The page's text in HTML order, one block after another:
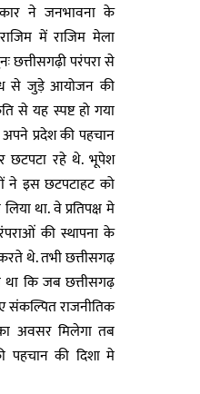
ने जनभावना के
में राजिम मेला
छत्तीसगढ़ी परंपरा से
से जुड़े आयोजन की
से यह स्पष्ट हो गया
प्रदेश की पहचान
छटपटा रहे थे. भूपेश
इस छटपटाहट को
था. वे प्रतिपक्ष मे
की स्थापना के
थे. तभी छत्तीसगढ़
कि जब छत्तीसगढ़
राजनीतिक
अवसर मिलेगा तब
पहचान की दिशा मे